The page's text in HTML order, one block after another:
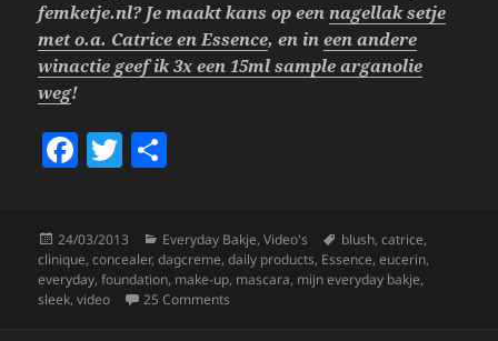
femketje.nl? Je maakt kans op eennagellak setje
met o.a. Catrice en Essence, en ineen andere
winactie geef ik 3x een 15ml sample arganolie
weg!
F
e
b
T
erre
Posted
on
24/03/2013 Categories
Everyday Bakje,Video's Tags
blush,catrice,
clinique,concealer,dagcreme,daily products, Essence,eucerin,
everyday,foundation, make-up, mascara, mijn everyday bakje,
sleek,video 25 Comments